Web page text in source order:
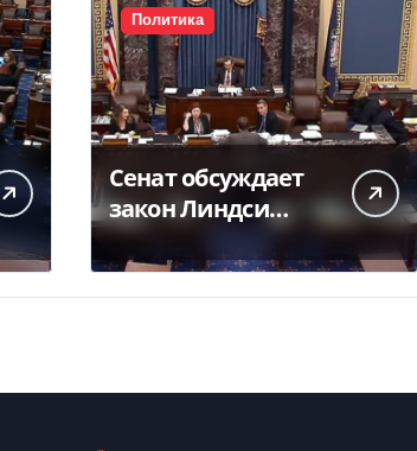
Политика
Сенат обсуждает
закон Линдси
Грэма — видео